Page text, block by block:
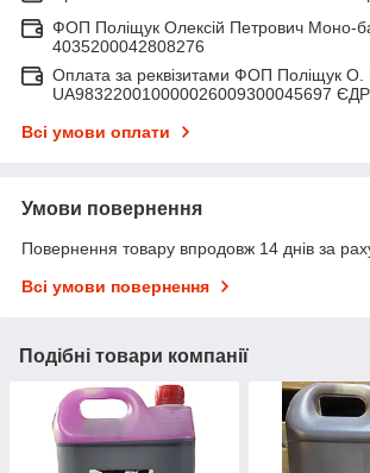
ФОП Поліщук Олексій Петрович Моно-
4035200042808276
Оплата за реквізитами ФОП Поліщук О.
UA983220010000026009300045697
Всі умови оплати
Умови повернення
Повернення товару впродовж 14 днів за
Всі умови повернення
Подібні товари компанії